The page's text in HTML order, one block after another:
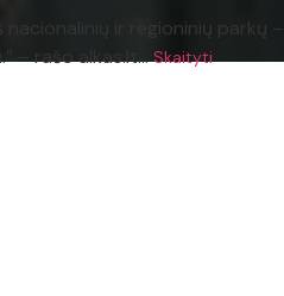
ir regioninių parkų –
– rašo alkas.lt…Skaityti